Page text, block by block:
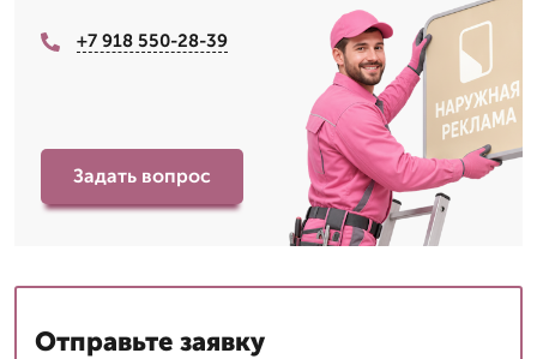
+7 918 550-28-39
Задать вопрос
Отправьте заявку